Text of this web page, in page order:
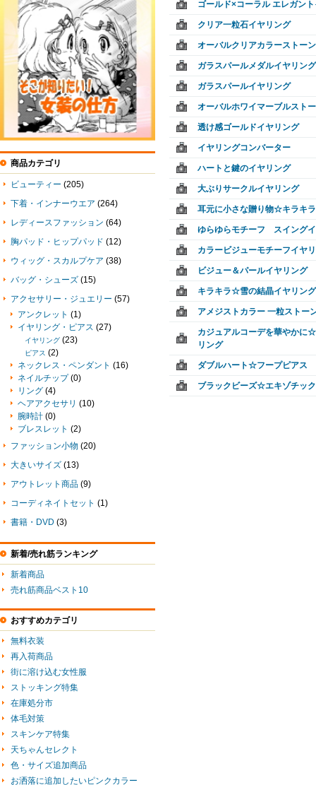
ゴールド×コーラル エレガン
クリア一粒石イヤリング
オーバルクリアカラーストー
ガラスパールメダルイヤリング
ガラスパールイヤリング
オーバルホワイマーブルスト
透け感ゴールドイヤリング
イヤリングコンバーター
ハートと鍵のイヤリング
大ぶりサークルイヤリング
耳元に小さな贈り物☆キラキ
ゆらゆらモチーフ スイング
カラービジューモチーフイヤ
ビジュー＆パールイヤリング
キラキラ☆雪の結晶イヤリング
アメジストカラー 一粒ストー
カジュアルコーデを華やかに
リング
ダブルハート☆フープピアス
ブラックビーズ☆エキゾチッ
商品カテゴリ
ビューティー (205)
下着・インナーウエア (264)
レディースファッション (64)
胸パッド・ヒップパッド (12)
ウィッグ・スカルプケア (38)
バッグ・シューズ (15)
アクセサリー・ジュエリー (57)
アンクレット (1)
イヤリング・ピアス (27)
イヤリング (23)
ピアス (2)
ネックレス・ペンダント (16)
ネイルチップ (0)
リング (4)
ヘアアクセサリ (10)
腕時計 (0)
ブレスレット (2)
ファッション小物 (20)
大きいサイズ (13)
アウトレット商品 (9)
コーディネイトセット (1)
書籍・DVD (3)
新着/売れ筋ランキング
新着商品
売れ筋商品ベスト10
おすすめカテゴリ
無料衣装
再入荷商品
街に溶け込む女性服
ストッキング特集
在庫処分市
体毛対策
スキンケア特集
天ちゃんセレクト
色・サイズ追加商品
お洒落に追加したいピンクカラー